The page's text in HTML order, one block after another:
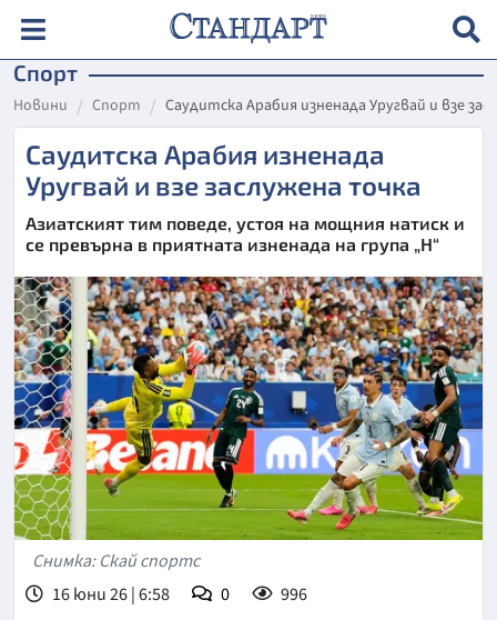
Спорт
Новини Спорт Саудитска Арабия изненада Уругвай и взе
Саудитска Арабия изненада
Уругвай и взе заслужена точка
Азиатският тим поведе, устоя на мощния натиск и
се превърна в приятната изненада на група „Н“
Снимка: Скай спортс
16 юни 26 | 6:58
0 996